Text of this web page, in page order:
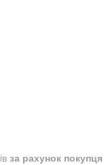
за рахунок покупця